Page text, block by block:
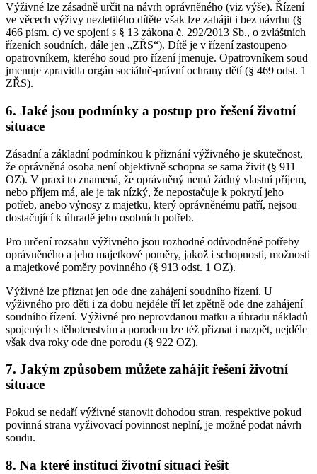
Výživné lze zásadně určit na návrh oprávněného (viz výše). Řízení
ve věcech výživy nezletilého dítěte však lze zahájit i bez návrhu (§
466 písm. c) ve spojení s § 13 zákona č. 292/2013 Sb., o zvláštních
řízeních soudních, dále jen „ZŘS“). Dítě je v řízení zastoupeno
opatrovníkem, kterého soud pro řízení jmenuje. Opatrovníkem soud
jmenuje zpravidla orgán sociálně-právní ochrany dětí (§ 469 odst. 1
ZŘS).
6. Jaké jsou podmínky a postup pro řešení životní
situace
Zásadní a základní podmínkou k přiznání výživného je skutečnost,
že oprávněná osoba není objektivně schopna se sama živit (§ 911
OZ). V praxi to znamená, že oprávněný nemá žádný vlastní příjem,
nebo příjem má, ale je tak nízký, že nepostačuje k pokrytí jeho
potřeb, anebo výnosy z majetku, který oprávněnému patří, nejsou
dostačující k úhradě jeho osobních potřeb.
Pro určení rozsahu výživného jsou rozhodné odůvodněné potřeby
oprávněného a jeho majetkové poměry, jakož i schopnosti, možnosti
a majetkové poměry povinného (§ 913 odst. 1 OZ).
Výživné lze přiznat jen ode dne zahájení soudního řízení. U
výživného pro děti i za dobu nejdéle tří let zpětně ode dne zahájení
soudního řízení. Výživné pro neprovdanou matku a úhradu nákladů
spojených s těhotenstvím a porodem lze též přiznat i nazpět, nejdéle
však dva roky ode dne porodu (§ 922 OZ).
7. Jakým způsobem můžete zahájit řešení životní
situace
Pokud se nedaří výživné stanovit dohodou stran, respektive pokud
povinná strana vyživovací povinnost neplní, je možné podat návrh
soudu.
8. Na které instituci životní situaci řešit